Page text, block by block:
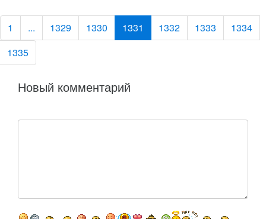
1 ... 1329 1330 1331 1332 1333
1334
1335
Новый комментарий